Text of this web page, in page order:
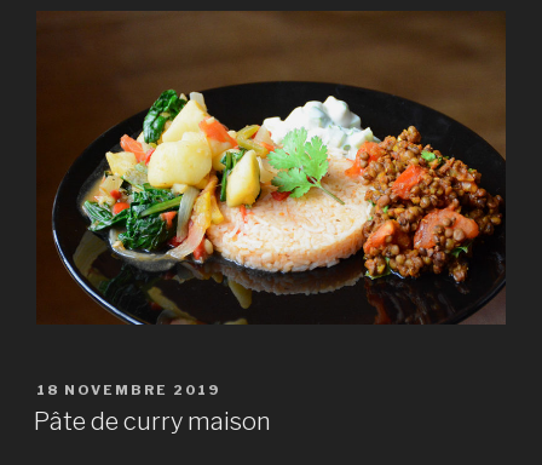
PUBLIÉ
LE
18 NOVEMBRE 2019
Pâte de curry maison